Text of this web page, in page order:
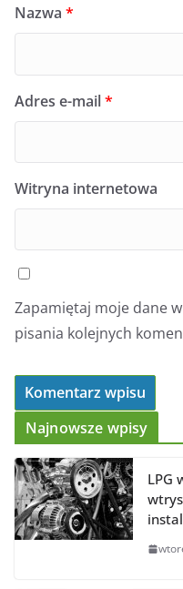
Nazwa *
Adres e-mail*
Witryna internetowa
Zapamiętaj moje dane
pisania kolejnych
Najnowsze wpisy
LPG